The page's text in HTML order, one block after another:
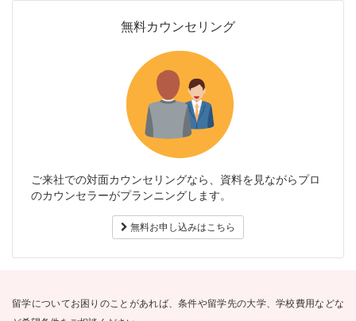
無料カウンセリング
ご来社での対面カウンセリングなら、資料を見ながらプロ
のカウンセラーがプランニングします。
無料お申し込みはこちら
留学についてお困りのことがあれば、条件や留学先の大学、学校費用などな